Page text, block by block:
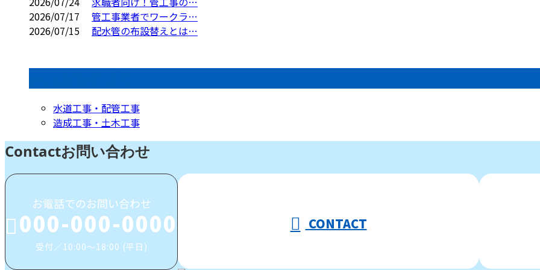
2026/07/17
管工事業者でワークラ…
2026/07/15
配水管の布設替えとは…
水道工事・配管工事
造成工事・土木工事
Contactお問い合わせ
お電話でのお問い合わせ
000-000-0000
受付／10:00～18:00 (平日)
CONTACT